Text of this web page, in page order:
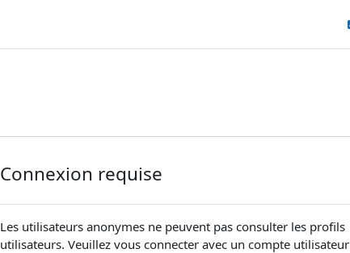
Connexion requise
Les utilisateurs anonymes ne peuvent pas consulter les profils
utilisateurs. Veuillez vous connecter avec un compte utilisateur